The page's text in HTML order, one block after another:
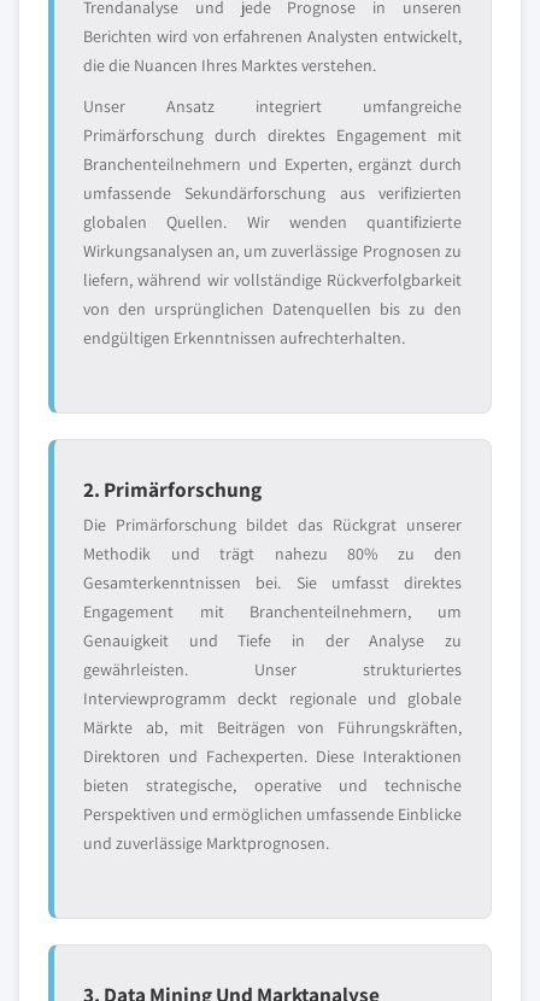
Trendanalyse und jede Prognose in unseren
Berichten wird von erfahrenen Analysten entwickelt,
die die Nuancen Ihres Marktes verstehen.
Unser Ansatz integriert umfangreiche
Primärforschung durch direktes Engagement mit
Branchenteilnehmern und Experten, ergänzt durch
umfassende Sekundärforschung aus verifizierten
globalen Quellen. Wir wenden quantifizierte
Wirkungsanalysen an, um zuverlässige Prognosen zu
liefern, während wir vollständige Rückverfolgbarkeit
von den ursprünglichen Datenquellen bis zu den
endgültigen Erkenntnissen aufrechterhalten.
2. Primärforschung
Die Primärforschung bildet das Rückgrat unserer
Methodik und trägt nahezu 80% zu den
Gesamterkenntnissen bei. Sie umfasst direktes
Engagement mit Branchenteilnehmern, um
Genauigkeit und Tiefe in der Analyse zu
gewährleisten. Unser strukturiertes
Interviewprogramm deckt regionale und globale
Märkte ab, mit Beiträgen von Führungskräften,
Direktoren und Fachexperten. Diese Interaktionen
bieten strategische, operative und technische
Perspektiven und ermöglichen umfassende Einblicke
und zuverlässige Marktprognosen.
3. Data Mining Und Marktanalyse